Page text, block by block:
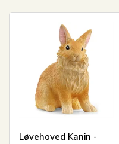
Løvehoved Kanin -